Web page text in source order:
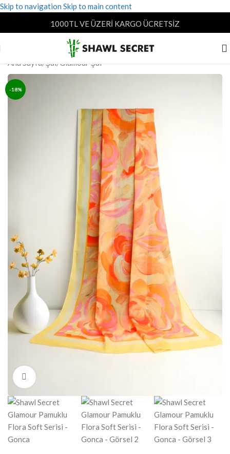
Skip to navigation Skip to main content
1000TL VE ÜZERİ KARGO ÜCRETSİZ
Ana Sayfa/Şal/Glamour Şal
-18%
Click to enlarge